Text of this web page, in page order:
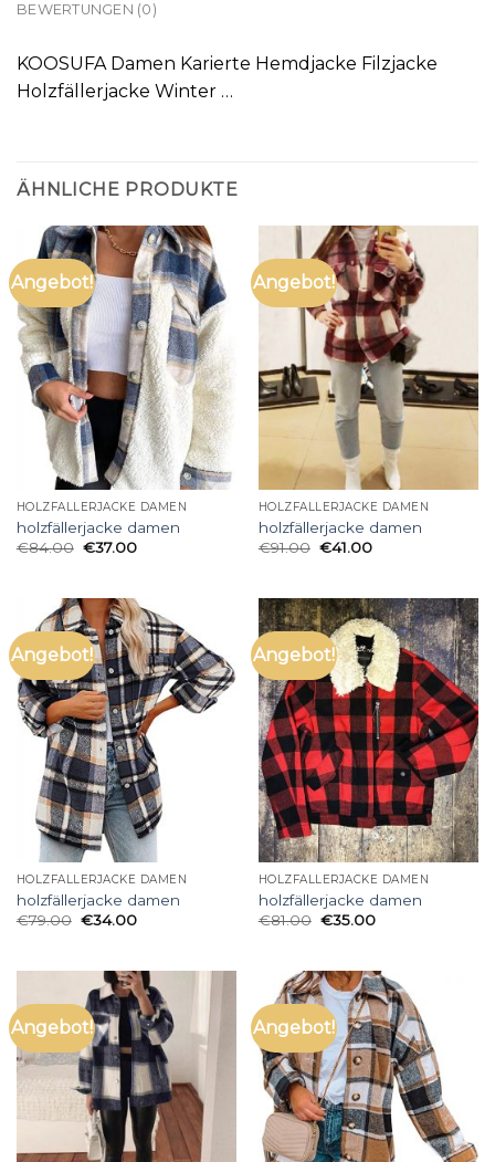
BEWERTUNGEN (0)
KOOSUFA Damen Karierte Hemdjacke Filzjacke
Holzfällerjacke Winter …
ÄHNLICHE PRODUKTE
Angebot!
HOLZFÄLLERJACKE DAMEN
holzfällerjacke damen
€84.00 €37.00
Angebot!
HOLZFÄLLERJACKE DAMEN
holzfällerjacke damen
€91.00 €41.00
Angebot!
HOLZFÄLLERJACKE DAMEN
holzfällerjacke damen
€79.00 €34.00
Angebot!
HOLZFÄLLERJACKE DAMEN
holzfällerjacke damen
€81.00 €35.00
Angebot! Angebot!